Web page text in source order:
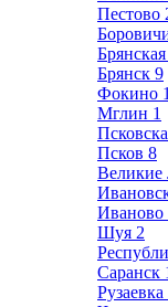
Пестово
Брянск 9
Фокино 1
Мглин 1
Псков 8
Великие
Иваново
Шуя 2
Саранск
Рузаевка